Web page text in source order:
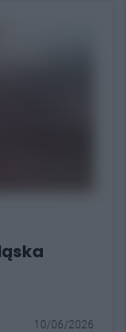
10/06/2026